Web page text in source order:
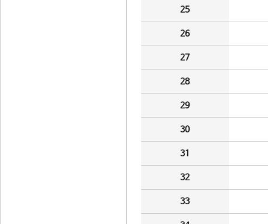
25
26
27
28
29
30
31
32
33